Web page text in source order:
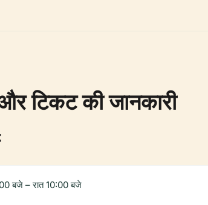
टिकट की जानकारी
बजे – रात 10:00 बजे